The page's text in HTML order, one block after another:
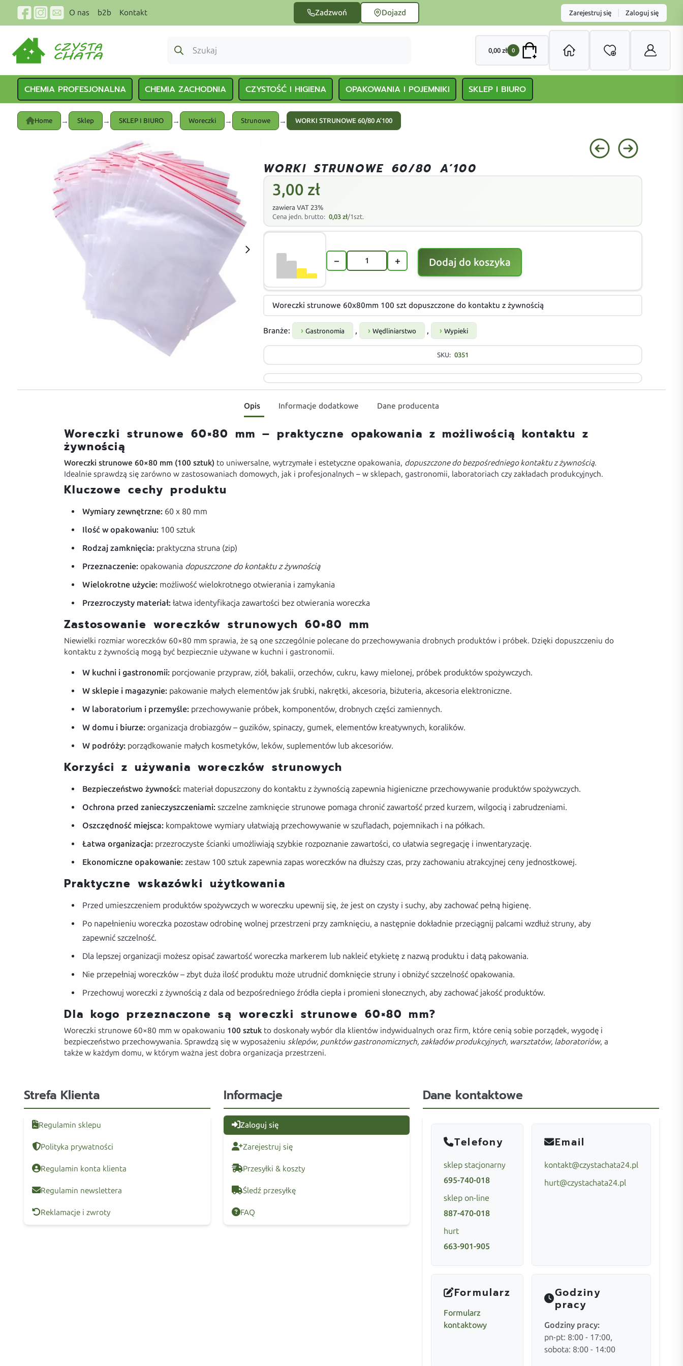
O nas b2b Kontakt Zadzwoń Dojazd Zarejestruj się Zaloguj się
0,00 zł 0
CHEMIA PROFESJONALNA CHEMIA ZACHODNIA CZYSTOŚĆ I HIGIENA OPAKOWANIA I POJEMNIKI SKLEP I BIURO
Home → Sklep → SKLEP I BIURO → Woreczki → Strunowe → WORKI STRUNOWE 60/80 A’100
WORKI STRUNOWE 60/80 A’100
3,00 zł
zawiera VAT 23%
Cena jedn. brutto: 0,03zł/1szt.
− + Dodaj do koszyka
Woreczki strunowe 60x80mm 100 szt dopuszczone do kontaktu z żywnością
Branże: Gastronomia , Wędliniarstwo , Wypieki
SKU: 0351
Opis Informacje dodatkowe Dane producenta
Woreczki strunowe 60×80 mm – praktyczne opakowania z możliwością kontaktu z
żywnością
Woreczki strunowe 60×80 mm (100 sztuk) to uniwersalne, wytrzymałe i estetyczne opakowania, dopuszczone do bezpośredniego kontaktu z żywnością.
Idealnie sprawdzą się zarówno w zastosowaniach domowych, jak i profesjonalnych – w sklepach, gastronomii, laboratoriach czy zakładach produkcyjnych.
Kluczowe cechy produktu
Wymiary zewnętrzne: 60 x 80 mm
Ilość w opakowaniu: 100 sztuk
Rodzaj zamknięcia: praktyczna struna (zip)
Przeznaczenie: opakowania dopuszczone do kontaktu z żywnością
Wielokrotne użycie: możliwość wielokrotnego otwierania i zamykania
Przezroczysty materiał: łatwa identyfikacja zawartości bez otwierania woreczka
Zastosowanie woreczków strunowych 60×80 mm
Niewielki rozmiar woreczków 60×80 mm sprawia, że są one szczególnie polecane do przechowywania drobnych produktów i próbek. Dzięki dopuszczeniu do
kontaktu z żywnością mogą być bezpiecznie używane w kuchni i gastronomii.
W kuchni i gastronomii: porcjowanie przypraw, ziół, bakalii, orzechów, cukru, kawy mielonej, próbek produktów spożywczych.
W sklepie i magazynie: pakowanie małych elementów jak śrubki, nakrętki, akcesoria, biżuteria, akcesoria elektroniczne.
W laboratorium i przemyśle: przechowywanie próbek, komponentów, drobnych części zamiennych.
W domu i biurze: organizacja drobiazgów – guzików, spinaczy, gumek, elementów kreatywnych, koralików.
W podróży: porządkowanie małych kosmetyków, leków, suplementów lub akcesoriów.
Korzyści z używania woreczków strunowych
Bezpieczeństwo żywności: materiał dopuszczony do kontaktu z żywnością zapewnia higieniczne przechowywanie produktów spożywczych.
Ochrona przed zanieczyszczeniami: szczelne zamknięcie strunowe pomaga chronić zawartość przed kurzem, wilgocią i zabrudzeniami.
Oszczędność miejsca: kompaktowe wymiary ułatwiają przechowywanie w szufladach, pojemnikach i na półkach.
Łatwa organizacja: przezroczyste ścianki umożliwiają szybkie rozpoznanie zawartości, co ułatwia segregację i inwentaryzację.
Ekonomiczne opakowanie: zestaw 100 sztuk zapewnia zapas woreczków na dłuższy czas, przy zachowaniu atrakcyjnej ceny jednostkowej.
Praktyczne wskazówki użytkowania
Przed umieszczeniem produktów spożywczych w woreczku upewnij się, że jest on czysty i suchy, aby zachować pełną higienę.
Po napełnieniu woreczka pozostaw odrobinę wolnej przestrzeni przy zamknięciu, a następnie dokładnie przeciągnij palcami wzdłuż struny, aby
zapewnić szczelność.
Dla lepszej organizacji możesz opisać zawartość woreczka markerem lub nakleić etykietę z nazwą produktu i datą pakowania.
Nie przepełniaj woreczków – zbyt duża ilość produktu może utrudnić domknięcie struny i obniżyć szczelność opakowania.
Przechowuj woreczki z żywnością z dala od bezpośredniego źródła ciepła i promieni słonecznych, aby zachować jakość produktów.
Dla kogo przeznaczone są woreczki strunowe 60×80 mm?
Woreczki strunowe 60×80 mm w opakowaniu 100 sztuk to doskonały wybór dla klientów indywidualnych oraz firm, które cenią sobie porządek, wygodę i
bezpieczeństwo przechowywania. Sprawdzą się w wyposażeniusklepów, punktów gastronomicznych, zakładów produkcyjnych, warsztatów, laboratoriów, a
także w każdym domu, w którym ważna jest dobra organizacja przestrzeni.
Strefa Klienta
Regulamin sklepu
Polityka prywatności
Regulamin konta klienta
Regulamin newslettera
Reklamacje i zwroty
Informacje
Zaloguj się
Zarejestruj się
Przesyłki & koszty
Śledź przesyłkę
FAQ
Dane kontaktowe
Telefony
sklep stacjonarny
695-740-018
sklep on-line
887-470-018
hurt
663-901-905
Email
kontakt@czystachata24.pl
hurt@czystachata24.pl
Formularz
Formularz
kontaktowy
Godziny
pracy
Godziny pracy:
pn-pt: 8:00 - 17:00,
sobota: 8:00 - 14:00